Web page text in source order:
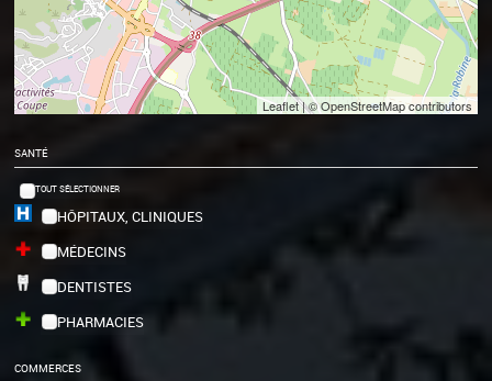
Leaflet| © OpenStreetMap contributors
SANTÉ
TOUT SÉLECTIONNER
HÔPITAUX, CLINIQUES
MÉDECINS
DENTISTES
PHARMACIES
COMMERCES